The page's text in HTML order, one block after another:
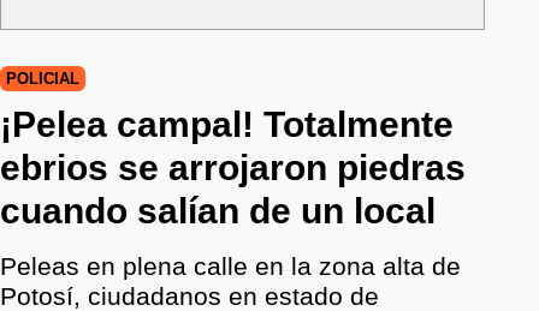
POLICIAL
¡Pelea campal! Totalmente
ebrios se arrojaron piedras
cuando salían de un local
Peleas en plena calle en la zona alta de
Potosí, ciudadanos en estado de